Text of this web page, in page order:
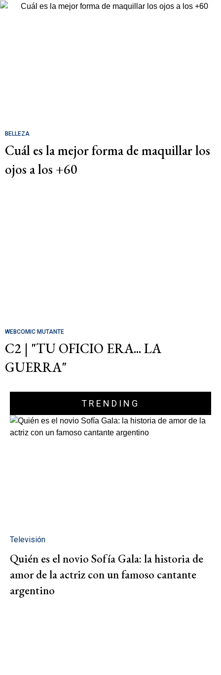
BELLEZA
Cuál es la mejor forma de maquillar los
ojos a los +60
WEBCOMIC MUTANTE
C2 | "TU OFICIO ERA... LA
GUERRA"
TRENDING
Televisión
Quién es el novio Sofía Gala: la historia de
amor de la actriz con un famoso cantante
argentino